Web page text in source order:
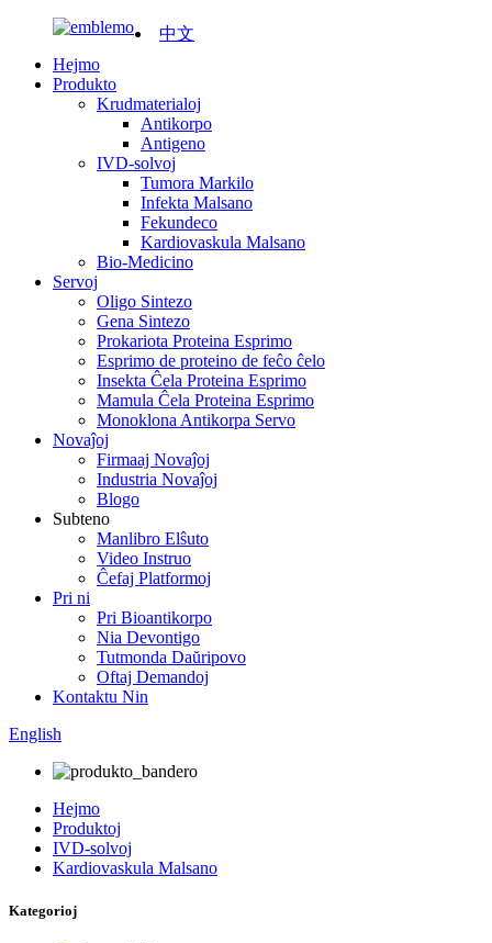
Hejmo
Produkto
Krudmaterialoj
Antikorpo
Antigeno
IVD-solvoj
Tumora Markilo
Infekta Malsano
Fekundeco
Kardiovaskula Malsano
Bio-Medicino
Servoj
Oligo Sintezo
Gena Sintezo
Prokariota Proteina Esprimo
Esprimo de proteino de feĉo ĉelo
Insekta Ĉela Proteina Esprimo
Mamula Ĉela Proteina Esprimo
Monoklona Antikorpa Servo
Novaĵoj
Firmaaj Novaĵoj
Industria Novaĵoj
Blogo
Subteno
Manlibro Elŝuto
Video Instruo
Ĉefaj Platformoj
Pri ni
Pri Bioantikorpo
Nia Devontigo
Tutmonda Daŭripovo
Oftaj Demandoj
Kontaktu Nin
English
中文
Hejmo
Produktoj
IVD-solvoj
Kardiovaskula Malsano
Kategorioj